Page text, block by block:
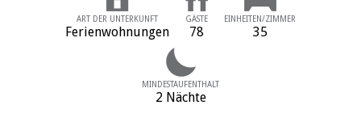
ART DER UNTERKUNFT
Ferienwohnungen
GÄSTE
78
EINHEITEN/ZIMMER
35
MINDESTAUFENTHALT
2 Nächte